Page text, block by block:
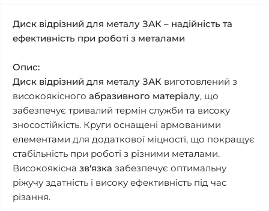
Диск відрізний для металу ЗАК – надійність та
ефективність при роботі з металами
Опис:
Диск відрізний для металу ЗАК виготовлений з
високоякісного абразивного матеріалу, що
забезпечує тривалий термін служби та високу
зносостійкість. Круги оснащені армованими
елементами для додаткової міцності, що покращує
стабільність при роботі з різними металами.
Високоякісна зв'язка забезпечує оптимальну
ріжучу здатність і високу ефективність під час
різання.